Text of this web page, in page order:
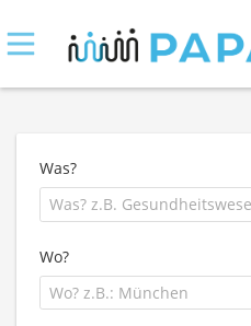
Was?
Wo?